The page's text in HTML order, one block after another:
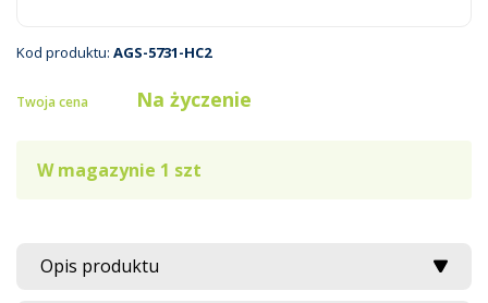
Kod produktu: AGS-5731-HC2
Twoja cena Na życzenie
W magazynie 1 szt
Opis produktu